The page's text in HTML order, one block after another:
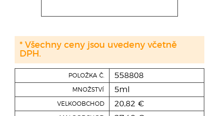
POLOŽKA Č. 558808
MNOŽSTVÍ 5ml
VELKOOBCHOD 20,82 €
* Všechny ceny jsou uvedeny včetně
DPH.